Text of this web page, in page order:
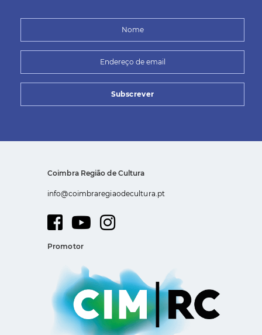
Subscrever
Coimbra Região de Cultura
info@coimbraregiaodecultura.pt
Promotor